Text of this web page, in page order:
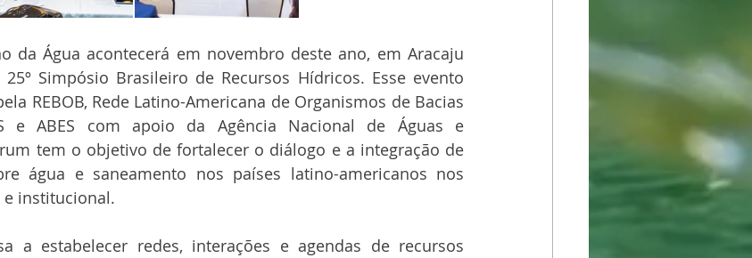
da Água acontecerá em novembro deste ano, em Aracaju
Simpósio Brasileiro de Recursos Hídricos. Esse evento
REBOB, Rede Latino-Americana de Organismos de Bacias
e ABES com apoio da Agência Nacional de Águas e
tem o objetivo de fortalecer o diálogo e a integração de
água e saneamento nos países latino-americanos nos
institucional.
a estabelecer redes, interações e agendas de recursos